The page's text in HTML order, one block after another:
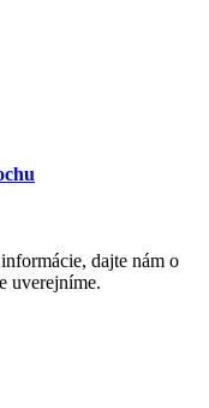
dajte nám o
uverejníme.